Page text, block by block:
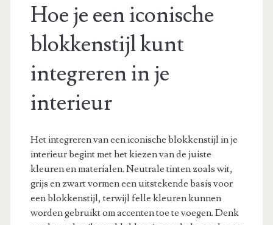
Hoe je een iconische
blokkenstijl kunt
integreren in je
interieur
Het integreren van een iconische blokkenstijl in je
interieur begint met het kiezen van de juiste
kleuren en materialen. Neutrale tinten zoals wit,
grijs en zwart vormen een uitstekende basis voor
een blokkenstijl, terwijl felle kleuren kunnen
worden gebruikt om accenten toe te voegen. Denk